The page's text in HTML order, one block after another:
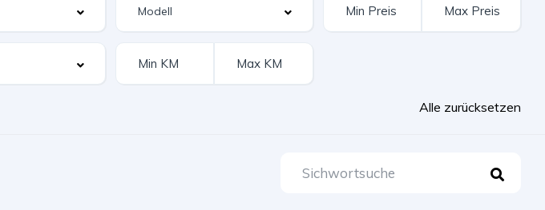
Alle zurücksetzen